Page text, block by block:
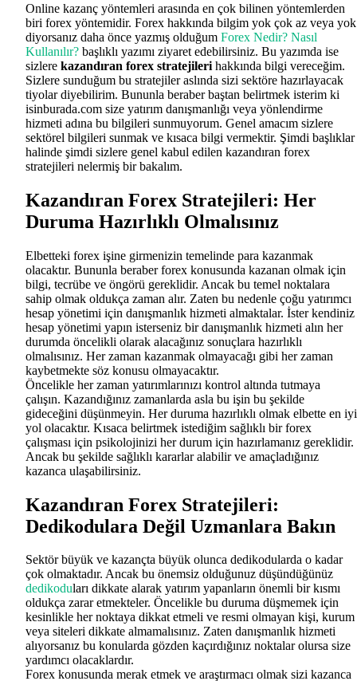
Online kazanç yöntemleri arasında en çok bilinen yöntemlerden
biri forex yöntemidir. Forex hakkında bilgim yok çok az veya yok
diyorsanız daha önce yazmış olduğum Forex Nedir? Nasıl
Kullanılır? başlıklı yazımı ziyaret edebilirsiniz. Bu yazımda ise
sizlere kazandıran forex stratejileri hakkında bilgi vereceğim.
Sizlere sunduğum bu stratejiler aslında sizi sektöre hazırlayacak
tiyolar diyebilirim. Bununla beraber baştan belirtmek isterim ki
isinburada.com size yatırım danışmanlığı veya yönlendirme
hizmeti adına bu bilgileri sunmuyorum. Genel amacım sizlere
sektörel bilgileri sunmak ve kısaca bilgi vermektir. Şimdi başlıklar
halinde şimdi sizlere genel kabul edilen kazandıran forex
stratejileri nelermiş bir bakalım.
Kazandıran Forex Stratejileri: Her
Duruma Hazırlıklı Olmalısınız
Elbetteki forex işine girmenizin temelinde para kazanmak
olacaktır. Bununla beraber forex konusunda kazanan olmak için
bilgi, tecrübe ve öngörü gereklidir. Ancak bu temel noktalara
sahip olmak oldukça zaman alır. Zaten bu nedenle çoğu yatırımcı
hesap yönetimi için danışmanlık hizmeti almaktalar. İster kendiniz
hesap yönetimi yapın isterseniz bir danışmanlık hizmeti alın her
durumda öncelikli olarak alacağınız sonuçlara hazırlıklı
olmalısınız. Her zaman kazanmak olmayacağı gibi her zaman
kaybetmekte söz konusu olmayacaktır.
Öncelikle her zaman yatırımlarınızı kontrol altında tutmaya
çalışın. Kazandığınız zamanlarda asla bu işin bu şekilde
gideceğini düşünmeyin. Her duruma hazırlıklı olmak elbette en iyi
yol olacaktır. Kısaca belirtmek istediğim sağlıklı bir forex
çalışması için psikolojinizi her durum için hazırlamanız gereklidir.
Ancak bu şekilde sağlıklı kararlar alabilir ve amaçladığınız
kazanca ulaşabilirsiniz.
Kazandıran Forex Stratejileri:
Dedikodulara Değil Uzmanlara Bakın
Sektör büyük ve kazançta büyük olunca dedikodularda o kadar
çok olmaktadır. Ancak bu önemsiz olduğunuz düşündüğünüz
dedikoduları dikkate alarak yatırım yapanların önemli bir kısmı
oldukça zarar etmekteler. Öncelikle bu duruma düşmemek için
kesinlikle her noktaya dikkat etmeli ve resmi olmayan kişi, kurum
veya siteleri dikkate almamalısınız. Zaten danışmanlık hizmeti
alıyorsanız bu konularda gözden kaçırdığınız noktalar olursa size
yardımcı olacaklardır.
Forex konusunda merak etmek ve araştırmacı olmak sizi kazanca